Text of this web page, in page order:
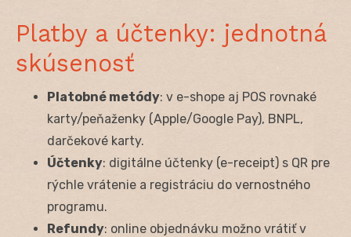
Platby a účtenky: jednotná
skúsenosť
Platobné metódy: v e-shope aj POS rovnaké
karty/peňaženky (Apple/Google Pay), BNPL,
darčekové karty.
Účtenky: digitálne účtenky (e-receipt) s QR pre
rýchle vrátenie a registráciu do vernostného
programu.
Refundy: online objednávku možno vrátiť v